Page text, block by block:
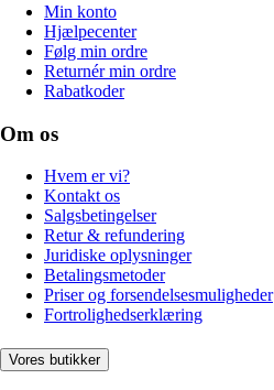
Min konto
Hjælpecenter
Følg min ordre
Returnér min ordre
Rabatkoder
Om os
Hvem er vi?
Kontakt os
Salgsbetingelser
Retur & refundering
Juridiske oplysninger
Betalingsmetoder
Priser og forsendelsesmuligheder
Fortrolighedserklæring
Vores butikker